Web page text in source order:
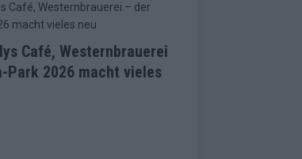
Café, Westernbrauerei
Park 2026 macht vieles